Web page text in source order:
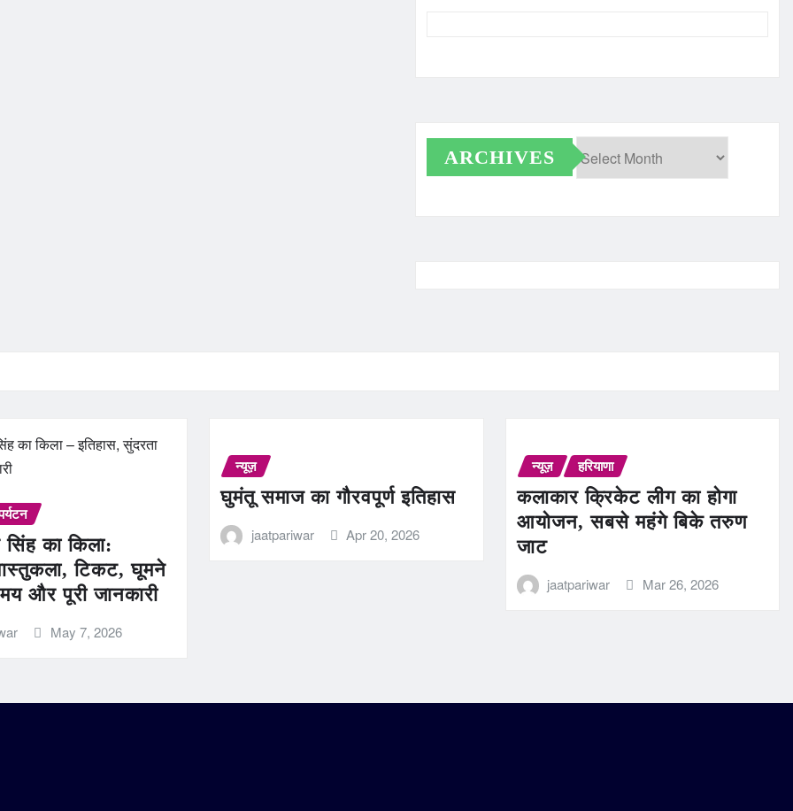
ARCHIVES
सिंह का किला:
टिकट, घूमने
और पूरी जानकारी
May 7, 2026
न्यूज़
घुमंतू समाज का गौरवपूर्ण इतिहास
jaatpariwar Apr 20, 2026
न्यूज़ हरियाणा
कलाकार क्रिकेट लीग का होगा
आयोजन, सबसे महंगे बिके तरुण
जाट
jaatpariwar Mar 26, 2026